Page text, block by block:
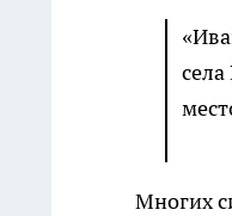
Многих